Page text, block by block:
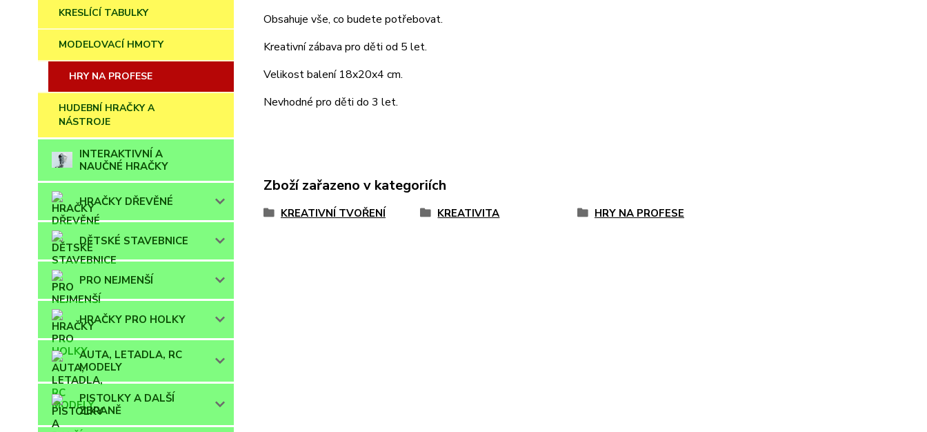
KRESLÍCÍ TABULKY
MODELOVACÍ HMOTY
HRY NA PROFESE
HUDEBNÍ HRAČKY A
NÁSTROJE
INTERAKTIVNÍ A
NAUČNÉ HRAČKY
HRAČKY DŘEVĚNÉ
DĚTSKÉ STAVEBNICE
PRO NEJMENŠÍ
HRAČKY PRO HOLKY
AUTA, LETADLA, RC
MODELY
PISTOLKY A DALŠÍ
ZBRANĚ
Obsahuje vše, co budete potřebovat.
Kreativní zábava pro děti od 5 let.
Velikost balení 18x20x4 cm.
Nevhodné pro děti do 3 let.
Zboží zařazeno v kategoriích
KREATIVNÍ TVOŘENÍ KREATIVITA HRY NA PROFESE